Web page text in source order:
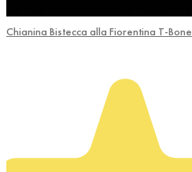
Chianina Bistecca alla Fiorentina T-Bone